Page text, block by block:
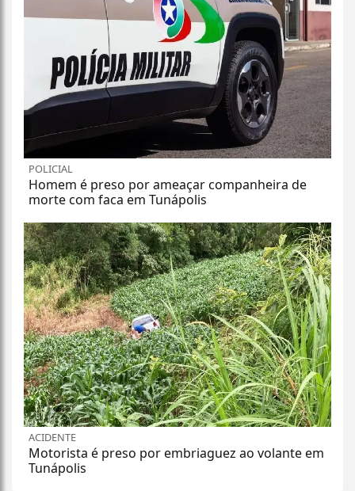
POLICIAL
Homem é preso por ameaçar companheira de
morte com faca em Tunápolis
ACIDENTE
Motorista é preso por embriaguez ao volante em
Tunápolis